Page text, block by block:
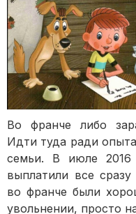
Во франче либо
Идти туда ради
семьи. В июле 2016
выплатили все
во франче были
увольнении, просто